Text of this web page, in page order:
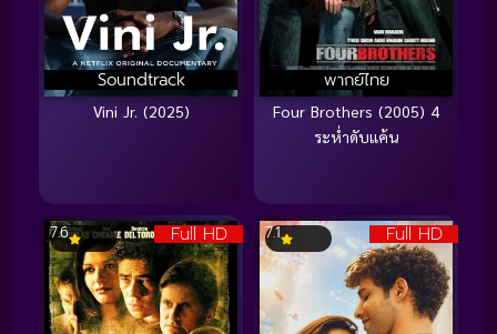
Soundtrack
Vini Jr. (2025)
พากย์ไทย
Four Brothers (2005) 4
ระห่ำดับแค้น
Full HD
7.6 Full HD
7.1